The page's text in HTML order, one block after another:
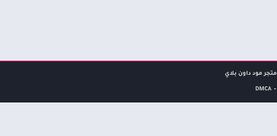
متجر مود داون بلاي
DMCA